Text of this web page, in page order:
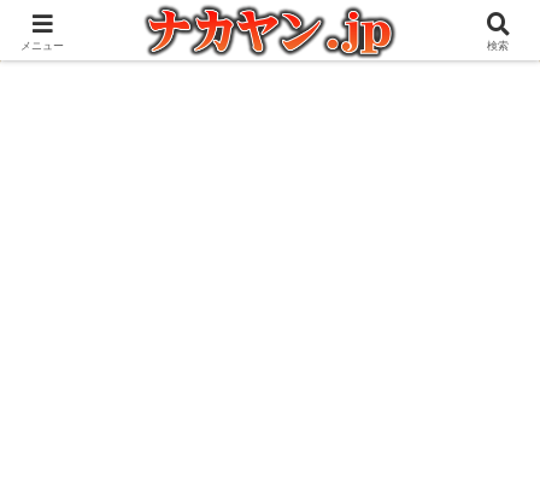
アウトドアとガジェット好きな管理人の愉快な日々を綴るブログ
メニュー 検索